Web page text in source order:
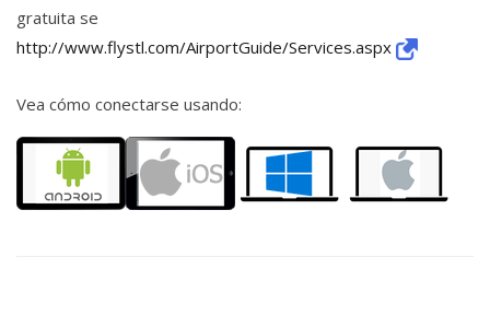
gratuita se
http://www.flystl.com/AirportGuide/Services.aspx
Vea cómo conectarse usando: